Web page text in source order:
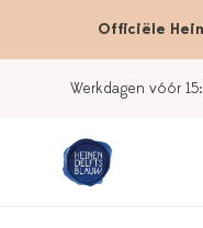
Officiële
Werkdagen vóór